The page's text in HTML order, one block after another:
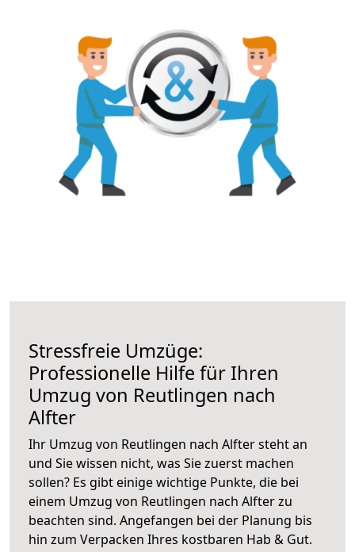
Stressfreie Umzüge:
Professionelle Hilfe für Ihren
Umzug von Reutlingen nach
Alfter
Ihr Umzug von Reutlingen nach Alfter steht an
und Sie wissen nicht, was Sie zuerst machen
sollen? Es gibt einige wichtige Punkte, die bei
einem Umzug von Reutlingen nach Alfter zu
beachten sind. Angefangen bei der Planung bis
hin zum Verpacken Ihres kostbaren Hab & Gut.